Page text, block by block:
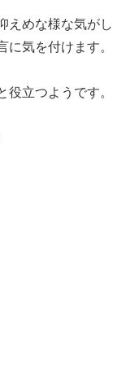
えめな様な気がし
に気を付けます。
役立つようです。